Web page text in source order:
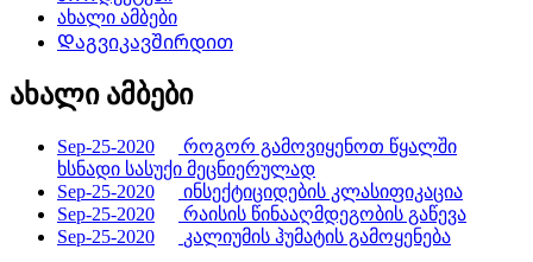
ახალი ამბები
Დაგვიკავშირდით
ახალი ამბები
Sep-25-2020
როგორ გამოვიყენოთ წყალში
ხსნადი სასუქი მეცნიერულად
Sep-25-2020
ინსექტიციდების კლასიფიკაცია
Sep-25-2020
რაისის წინააღმდეგობის გაწევა
Sep-25-2020
კალიუმის ჰუმატის გამოყენება